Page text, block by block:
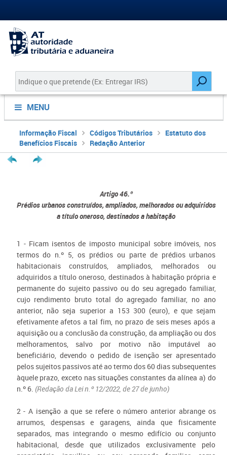
MENU
Informação Fiscal Códigos Tributários
Estatuto dos
Benefícios Fiscais
Redação Anterior
Artigo 46.º
Prédios urbanos construídos, ampliados, melhorados ou adquiridos
a título oneroso, destinados a habitação
1 - Ficam isentos de imposto municipal sobre imóveis, nos
termos do n.º 5, os prédios ou parte de prédios urbanos
habitacionais construídos, ampliados, melhorados ou
adquiridos a título oneroso, destinados à habitação própria e
permanente do sujeito passivo ou do seu agregado familiar,
cujo rendimento bruto total do agregado familiar, no ano
anterior, não seja superior a 153 300 (euro), e que sejam
efetivamente afetos a tal fim, no prazo de seis meses após a
aquisição ou a conclusão da construção, da ampliação ou dos
melhoramentos, salvo por motivo não imputável ao
beneficiário, devendo o pedido de isenção ser apresentado
pelos sujeitos passivos até ao termo dos 60 dias subsequentes
àquele prazo, exceto nas situações constantes da alínea a) do
n.º 6. (Redação da Lei n.º 12/2022, de 27 de junho)
2 - A isenção a que se refere o número anterior abrange os
arrumos, despensas e garagens, ainda que fisicamente
separados, mas integrando o mesmo edifício ou conjunto
habitacional, desde que utilizados exclusivamente pelo